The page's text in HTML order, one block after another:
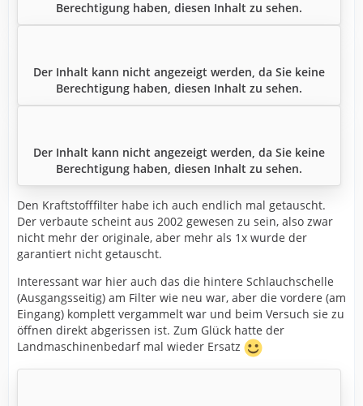
Berechtigung haben, diesen Inhalt zu sehen.
Der Inhalt kann nicht angezeigt werden, da Sie keine
Berechtigung haben, diesen Inhalt zu sehen.
Der Inhalt kann nicht angezeigt werden, da Sie keine
Berechtigung haben, diesen Inhalt zu sehen.
Den Kraftstofffilter habe ich auch endlich mal getauscht.
Der verbaute scheint aus 2002 gewesen zu sein, also zwar
nicht mehr der originale, aber mehr als 1x wurde der
garantiert nicht getauscht.
Interessant war hier auch das die hintere Schlauchschelle
(Ausgangsseitig) am Filter wie neu war, aber die vordere (am
Eingang) komplett vergammelt war und beim Versuch sie zu
öffnen direkt abgerissen ist. Zum Glück hatte der
Landmaschinenbedarf mal wieder Ersatz